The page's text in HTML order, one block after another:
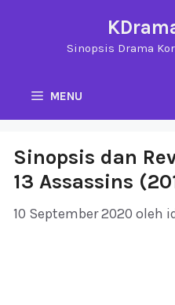
Sinopsis Drama
MENU
Sinopsis dan
13 Assassins
10 September 2020 oleh